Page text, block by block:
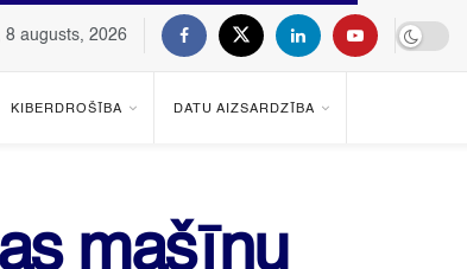
8 augusts, 2026
KIBERDROŠĪBA DATU AIZSARDZĪBA
mašīnu